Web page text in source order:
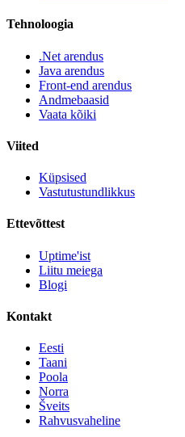
Tehnoloogia
.Net arendus
Java arendus
Front-end arendus
Andmebaasid
Vaata kõiki
Viited
Küpsised
Vastutustundlikkus
Ettevõttest
Uptime'ist
Liitu meiega
Blogi
Kontakt
Eesti
Taani
Poola
Norra
Šveits
Rahvusvaheline